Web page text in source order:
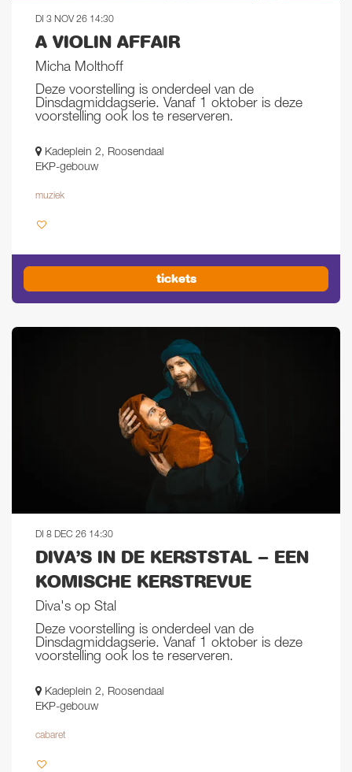
A VIOLIN AFFAIR
Micha Molthoff
DI 3 NOV 26 14:30
Deze voorstelling is onderdeel van de
Dinsdagmiddagserie. Vanaf 1 oktober is deze
voorstelling ook los te reserveren.
Kadeplein 2, Roosendaal
EKP-gebouw
muziek
tickets
DIVA’S IN DE KERSTSTAL – EEN
KOMISCHE KERSTREVUE
Diva's op Stal
DI 8 DEC 26 14:30
Deze voorstelling is onderdeel van de
Dinsdagmiddagserie. Vanaf 1 oktober is deze
voorstelling ook los te reserveren.
Kadeplein 2, Roosendaal
EKP-gebouw
cabaret